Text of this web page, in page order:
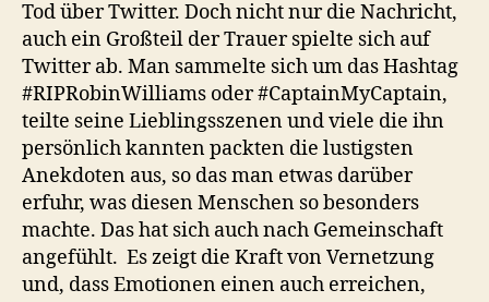
Tod über Twitter. Doch nicht nur die Nachricht,
auch ein Großteil der Trauer spielte sich auf
Twitter ab. Man sammelte sich um das Hashtag
#RIPRobinWilliams oder #CaptainMyCaptain,
teilte seine Lieblingsszenen und viele die ihn
persönlich kannten packten die lustigsten
Anekdoten aus, so das man etwas darüber
erfuhr, was diesen Menschen so besonders
machte. Das hat sich auch nach Gemeinschaft
angefühlt. Es zeigt die Kraft von Vernetzung
und, dass Emotionen einen auch erreichen,